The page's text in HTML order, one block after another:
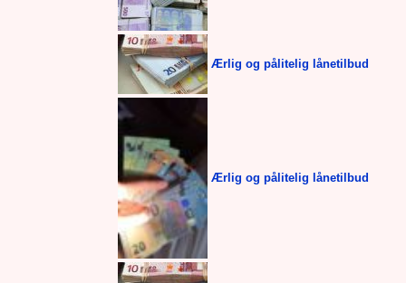
Ærlig og pålitelig lånetilbud
Ærlig og pålitelig lånetilbud